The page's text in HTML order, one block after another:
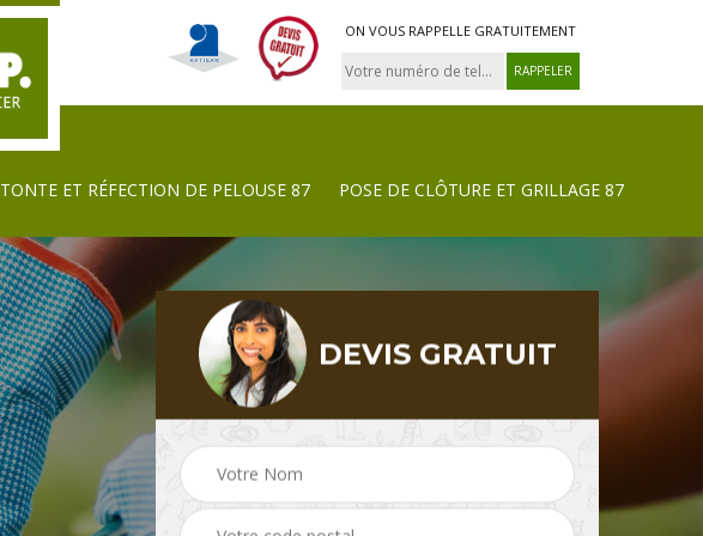
ON VOUS RAPPELLE GRATUITEMENT
TONTE ET RÉFECTION DE PELOUSE 87 POSE DE CLÔTURE ET GRILLAGE 87
Paysagiste 87 Tonte et réfection de
pelouse 87
Pose de clôture et
grillage 87
DEVIS GRATUIT